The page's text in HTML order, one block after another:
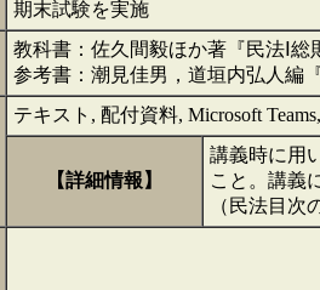
期末試験を実施
教科書：佐久間毅ほか著『民法Ⅰ
参考書：潮見佳男，道垣内弘人編
テキスト, 配付資料, Microsoft
【詳細情報】
講義時に用
こと。講義
（民法目